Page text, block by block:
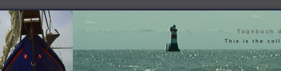
Tagebuch
This is the